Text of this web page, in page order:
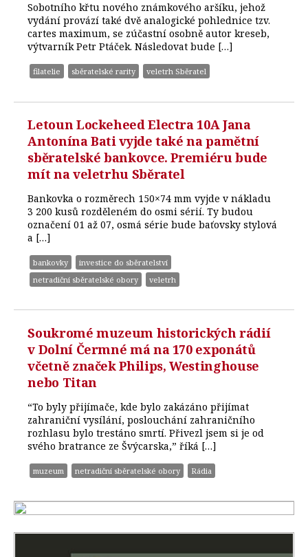
Sobotního křtu nového známkového aršíku, jehož
vydání provází také dvě analogické pohlednice tzv.
cartes maximum, se zúčastní osobně autor kreseb,
výtvarník Petr Ptáček. Následovat bude […]
filatelie sběratelské rarity veletrh Sběratel
Letoun Lockeheed Electra 10A Jana
Antonína Bati vyjde také na pamětní
sběratelské bankovce. Premiéru bude
mít na veletrhu Sběratel
Bankovka o rozměrech 150×74 mm vyjde v nákladu
3 200 kusů rozděleném do osmi sérií. Ty budou
označení 01 až 07, osmá série bude baťovsky stylová
a […]
bankovky
investice do sběratelství
netradiční sběratelské obory
veletrh
Soukromé muzeum historických rádií
v Dolní Čermné má na 170 exponátů
včetně značek Philips, Westinghouse
nebo Titan
“To byly přijímače, kde bylo zakázáno přijímat
zahraniční vysílání, poslouchání zahraničního
rozhlasu bylo trestáno smrtí. Přivezl jsem si je od
svého bratrance ze Švýcarska,” říká […]
muzeum netradiční sběratelské obory Rádia